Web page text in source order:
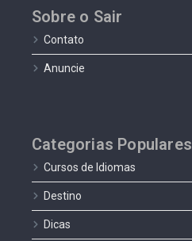
Sobre o Sair
Contato
Anuncie
Categorias Populares
Cursos de Idiomas
Destino
Dicas